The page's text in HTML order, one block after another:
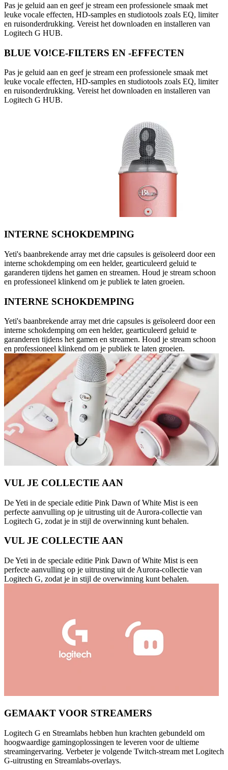
Pas je geluid aan en geef je stream een professionele smaak met
leuke vocale effecten, HD-samples en studiotools zoals EQ, limiter
en ruisonderdrukking. Vereist het downloaden en installeren van
Logitech G HUB.
BLUE VO!CE-FILTERS EN -EFFECTEN
Pas je geluid aan en geef je stream een professionele smaak met
leuke vocale effecten, HD-samples en studiotools zoals EQ, limiter
en ruisonderdrukking. Vereist het downloaden en installeren van
Logitech G HUB.
INTERNE SCHOKDEMPING
Yeti's baanbrekende array met drie capsules is geïsoleerd door een
interne schokdemping om een helder, gearticuleerd geluid te
garanderen tijdens het gamen en streamen. Houd je stream schoon
en professioneel klinkend om je publiek te laten groeien.
INTERNE SCHOKDEMPING
Yeti's baanbrekende array met drie capsules is geïsoleerd door een
interne schokdemping om een helder, gearticuleerd geluid te
garanderen tijdens het gamen en streamen. Houd je stream schoon
en professioneel klinkend om je publiek te laten groeien.
VUL JE COLLECTIE AAN
De Yeti in de speciale editie Pink Dawn of White Mist is een
perfecte aanvulling op je uitrusting uit de Aurora-collectie van
Logitech G, zodat je in stijl de overwinning kunt behalen.
VUL JE COLLECTIE AAN
De Yeti in de speciale editie Pink Dawn of White Mist is een
perfecte aanvulling op je uitrusting uit de Aurora-collectie van
Logitech G, zodat je in stijl de overwinning kunt behalen.
GEMAAKT VOOR STREAMERS
Logitech G en Streamlabs hebben hun krachten gebundeld om
hoogwaardige gamingoplossingen te leveren voor de ultieme
streamingervaring. Verbeter je volgende Twitch-stream met Logitech
G-uitrusting en Streamlabs-overlays.